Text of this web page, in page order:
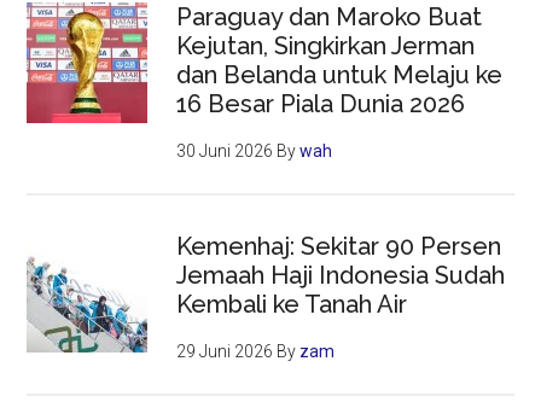
Paraguay dan Maroko Buat
Kejutan, Singkirkan Jerman
dan Belanda untuk Melaju ke
16 Besar Piala Dunia 2026
30 Juni 2026 Bywah
Kemenhaj: Sekitar 90 Persen
Jemaah Haji Indonesia Sudah
Kembali ke Tanah Air
29 Juni 2026 By zam